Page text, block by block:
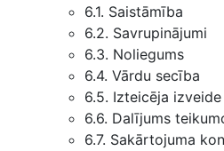
6.1. Saistāmība
6.2. Savrupinājumi
6.3. Noliegums
6.4. Vārdu secība
6.5. Izteicēja izveide
6.6. Dalījums
6.7. Sakārtojuma